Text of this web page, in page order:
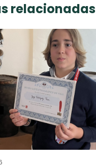
relacionadas